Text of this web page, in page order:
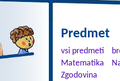
Predmet
vsi predmeti
Matematika
Zgodovina